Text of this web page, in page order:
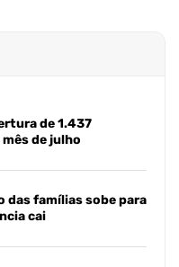
de 1.437
mês de julho
das famílias sobe para
cai